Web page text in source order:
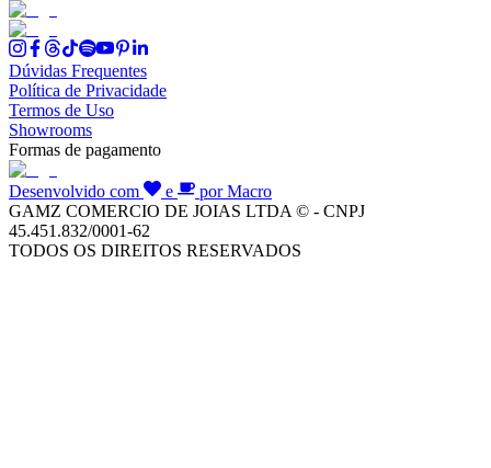
Dúvidas Frequentes
Política de Privacidade
Termos de Uso
Showrooms
Formas de pagamento
Desenvolvido com e
por Macro
GAMZ COMERCIO DE JOIAS LTDA © - CNPJ
45.451.832/0001-62
TODOS OS DIREITOS RESERVADOS